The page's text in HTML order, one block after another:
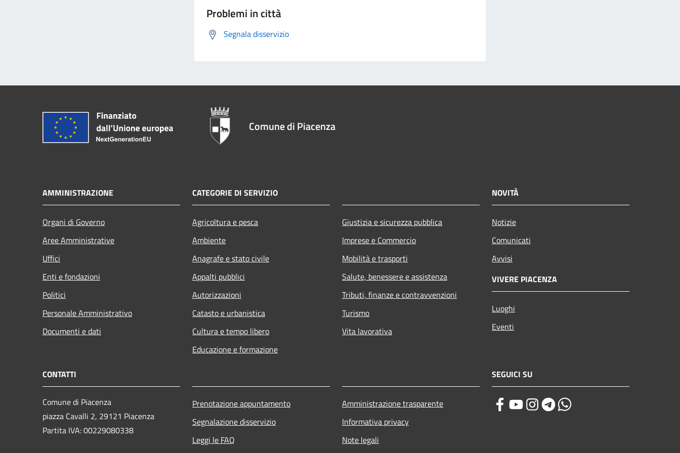
Problemi in città
Segnala disservizio
Comune di Piacenza
AMMINISTRAZIONE
Organi di Governo
Aree Amministrative
Uffici
Enti e fondazioni
Politici
Personale Amministrativo
Documenti e dati
CATEGORIE DI SERVIZIO
Agricoltura e pesca
Ambiente
Anagrafe e stato civile
Appalti pubblici
Autorizzazioni
Catasto e urbanistica
Cultura e tempo libero
Educazione e formazione
Giustizia e sicurezza pubblica
Imprese e Commercio
Mobilità e trasporti
Salute, benessere e assistenza
Tributi, finanze e contravvenzioni
Turismo
Vita lavorativa
NOVITÀ
Notizie
Comunicati
Avvisi
VIVERE PIACENZA
Luoghi
Eventi
CONTATTI
Comune di Piacenza
piazza Cavalli 2, 29121 Piacenza
Partita IVA: 00229080338
Prenotazione appuntamento
Segnalazione disservizio
Leggi le FAQ
Amministrazione trasparente
Informativa privacy
Note legali
SEGUICI SU